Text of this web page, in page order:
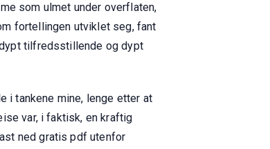
som ulmet under overflaten,
fortellingen utviklet seg, fant
tilfredsstillende og dypt
i tankene mine, lenge etter at
var, i faktisk, en kraftig
ned gratis pdf utenfor